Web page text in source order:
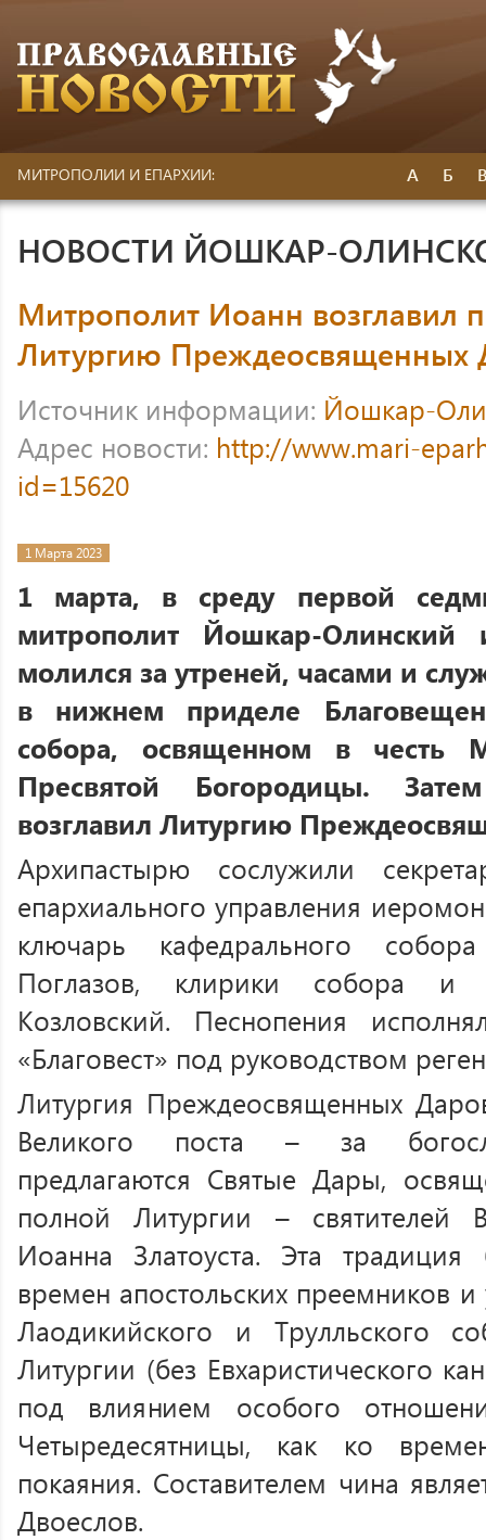
МИТРОПОЛИИ И ЕПАРХИИ: А Б
НОВОСТИ ЙОШКАР-
Митрополит Иоанн возглавил
Литургию Преждеосвященных
Источник информации: Йошкар-
Адрес новости: http://www.mari-
id=15620
1 Марта 2023
1 марта, в среду первой
митрополит Йошкар-
молился за утреней, часами и
в нижнем приделе
собора, освященном в честь
Пресвятой Богородицы.
возглавил Литургию
Архипастырю сослужили
епархиального управления
ключарь кафедрального
Поглазов, клирики собора и
Козловский. Песнопения
«Благовест» под руководством
Литургия Преждеосвященных
Великого поста – за
предлагаются Святые Дары,
полной Литургии – святителей
Иоанна Златоуста. Эта
времен апостольских преемников
Лаодикийского и Трулльского
Литургии (без Евхаристического
под влиянием особого
Четыредесятницы, как ко
покаяния. Составителем чина
Двоеслов.